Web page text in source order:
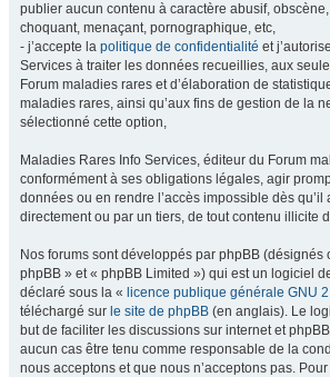
publier aucun contenu à caractère abusif,
choquant, menaçant, pornographique, etc,
- j’accepte la politique de confidentialité et
Services à traiter les données recueillies, aux
Forum maladies rares et d’élaboration de
maladies rares, ainsi qu’aux fins de gestion de la
sélectionné cette option,
Maladies Rares Info Services, éditeur du Forum
conformément à ses obligations légales, agir
données ou en rendre l’accès impossible dès qu’il
directement ou par un tiers, de tout contenu illicite
Nos forums sont développés par phpBB (désignés
phpBB » et « phpBB Limited ») qui est un logiciel
déclaré sous la « licence publique générale GNU
téléchargé sur le site de phpBB (en anglais). Le
but de faciliter les discussions sur internet et
aucun cas être tenu comme responsable de la
nous acceptons et que nous n’acceptons pas.